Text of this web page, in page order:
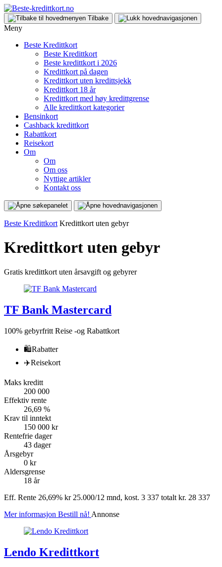
Tilbake
Meny
Beste Kredittkort
Beste Kredittkort
Beste kredittkort i 2026
Kredittkort på dagen
Kredittkort uten kredittsjekk
Kredittkort 18 år
Kredittkort med høy kredittgrense
Alle kredittkort kategorier
Bensinkort
Cashback kredittkort
Rabattkort
Reisekort
Om
Om
Om oss
Nyttige artikler
Kontakt oss
Beste Kredittkort Kredittkort uten gebyr
Kredittkort uten gebyr
Gratis kredittkort uten årsavgift og gebyrer
TF Bank Mastercard
100% gebyrfritt Reise -og Rabattkort
🛍Rabatter
✈️Reisekort
Maks kreditt
200 000
Effektiv rente
26,69 %
Krav til inntekt
150 000 kr
Rentefrie dager
43 dager
Årsgebyr
0 kr
Aldersgrense
18 år
Eff. Rente 26,69% kr 25.000/12 mnd, kost. 3 337 totalt kr. 28 337
Mer informasjon Bestill nå! Annonse
Lendo Kredittkort